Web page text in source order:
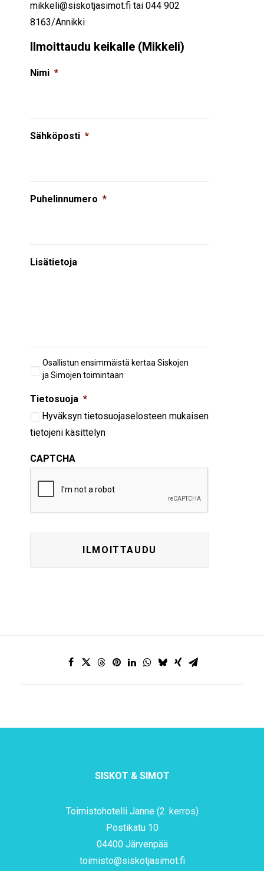
mikkeli@siskotjasimot.fi tai 044 902
8163/Annikki
Ilmoittaudu keikalle (Mikkeli)
Nimi *
Sähköposti *
Puhelinnumero *
Lisätietoja
Aiempi
osallistuminen
Osallistun ensimmäistä kertaa Siskojen
ja Simojen toimintaan
Tietosuoja *
Hyväksyn tietosuojaselosteen mukaisen
tietojeni käsittelyn
CAPTCHA
SISKOT & SIMOT
Toimistohotelli Janne (2. kerros)
Postikatu 10
04400 Järvenpää
toimisto@siskotjasimot.fi